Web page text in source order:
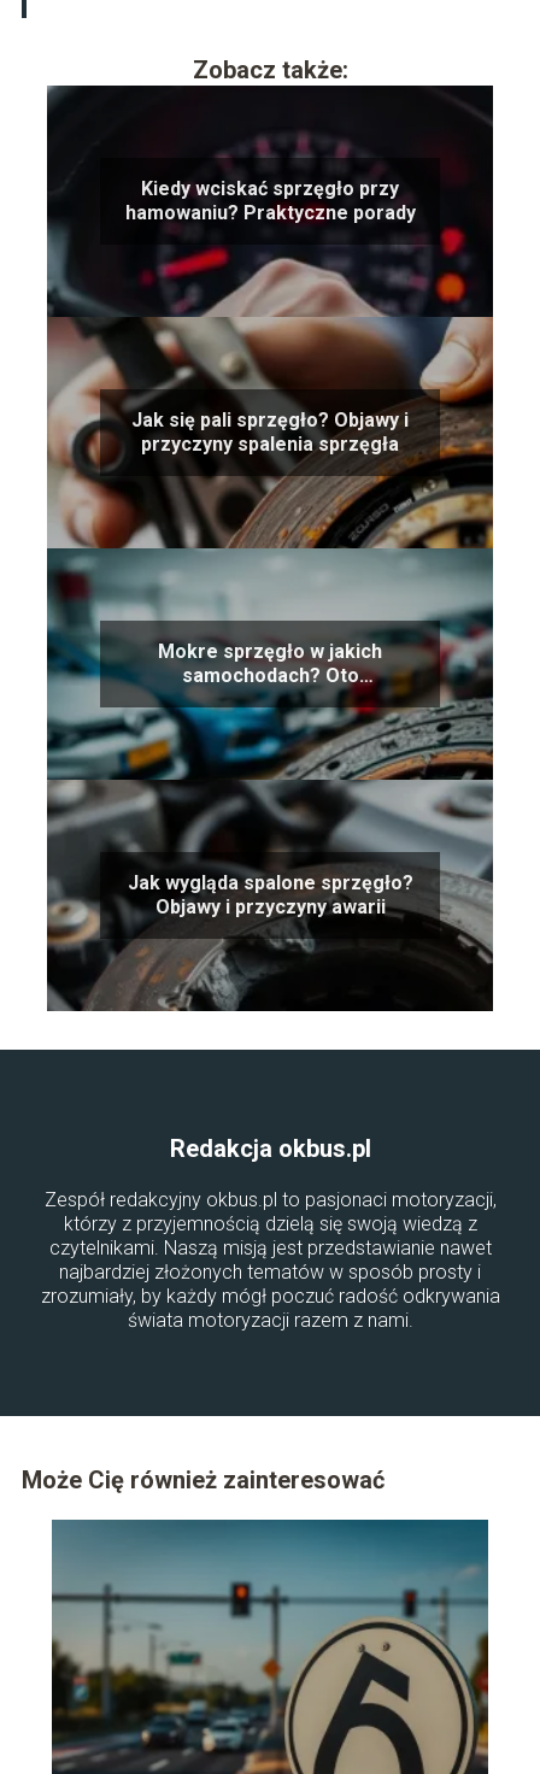
Zobacz także:
Kiedy wciskać sprzęgło przy
hamowaniu? Praktyczne porady
Jak się pali sprzęgło? Objawy i
przyczyny spalenia sprzęgła
Mokre sprzęgło w jakich
samochodach? Oto
najpopularniejsze modele
Jak wygląda spalone sprzęgło?
Objawy i przyczyny awarii
Redakcja okbus.pl
Zespół redakcyjny okbus.pl to pasjonaci motoryzacji,
którzy z przyjemnością dzielą się swoją wiedzą z
czytelnikami. Naszą misją jest przedstawianie nawet
najbardziej złożonych tematów w sposób prosty i
zrozumiały, by każdy mógł poczuć radość odkrywania
świata motoryzacji razem z nami.
Może Cię również zainteresować